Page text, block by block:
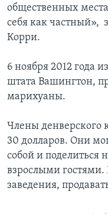
общественных
себя как частный»,
Корри.
6 ноября 2012 года
штата Вашингтон,
марихуаны.
Члены денверского
30 долларов. Они
собой и поделиться
взрослыми гостями.
заведения,